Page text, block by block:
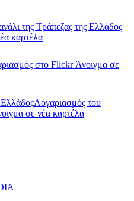
της Τράπεζας της Ελλάδος
καρτέλα
στο FlickrΆνοιγμα σε
Λογαριασμός του
σε νέα καρτέλα